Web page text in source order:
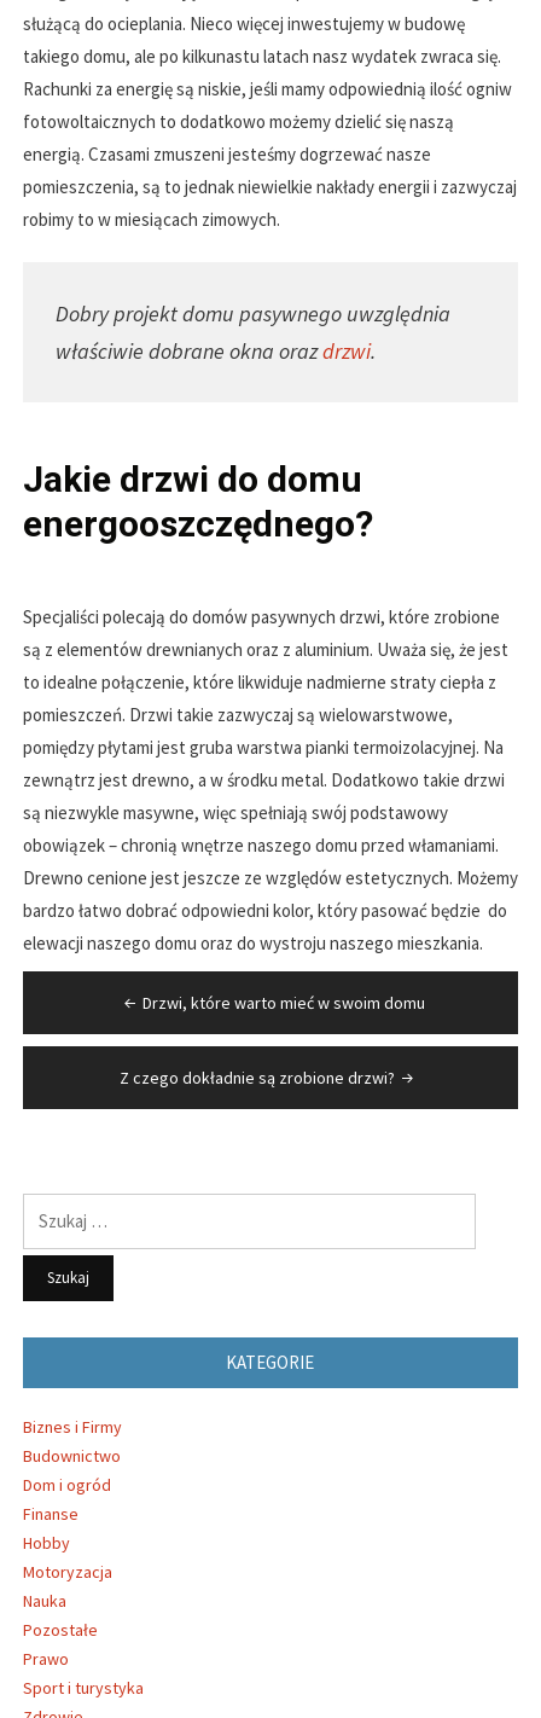
służącą do ocieplania. Nieco więcej inwestujemy w budowę
takiego domu, ale po kilkunastu latach nasz wydatek zwraca się.
Rachunki za energię są niskie, jeśli mamy odpowiednią ilość ogniw
fotowoltaicznych to dodatkowo możemy dzielić się naszą
energią. Czasami zmuszeni jesteśmy dogrzewać nasze
pomieszczenia, są to jednak niewielkie nakłady energii i zazwyczaj
robimy to w miesiącach zimowych.
Dobry projekt domu pasywnego uwzględnia
właściwie dobrane okna orazdrzwi.
Jakie drzwi do domu
energooszczędnego?
Specjaliści polecają do domów pasywnych drzwi, które zrobione
są z elementów drewnianych oraz z aluminium. Uważa się, że jest
to idealne połączenie, które likwiduje nadmierne straty ciepła z
pomieszczeń. Drzwi takie zazwyczaj są wielowarstwowe,
pomiędzy płytami jest gruba warstwa pianki termoizolacyjnej. Na
zewnątrz jest drewno, a w środku metal. Dodatkowo takie drzwi
są niezwykle masywne, więc spełniają swój podstawowy
obowiązek – chronią wnętrze naszego domu przed włamaniami.
Drewno cenione jest jeszcze ze względów estetycznych. Możemy
bardzo łatwo dobrać odpowiedni kolor, który pasować będzie do
elewacji naszego domu oraz do wystroju naszego mieszkania.
Nawigacja
wpisu
Drzwi, które warto mieć w swoim domu
Z czego dokładnie są zrobione drzwi?
KATEGORIE
Biznes i Firmy
Budownictwo
Dom i ogród
Finanse
Hobby
Motoryzacja
Nauka
Pozostałe
Prawo
Sport i turystyka